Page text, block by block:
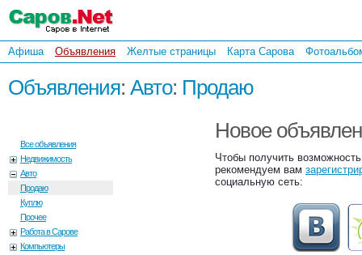
Афиша Объявления Желтые страницы Карта Сарова
Объявления: Авто: Продаю
Все объявления
Недвижимость
Авто
Продаю
Куплю
Прочее
Работа в Сарове
Компьютеры
Новое
Чтобы получить
рекомендуем вам
социальную сеть: